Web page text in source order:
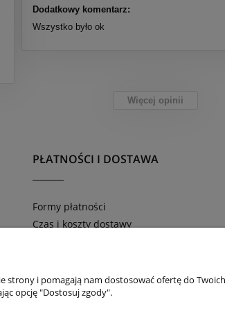
Dodatkowy komentarz:
Wszystko było ok
Więcej opinii
PŁATNOŚCI I DOSTAWA
Formy płatności
Czas i koszty dostawy
strony i pomagają nam dostosować ofertę do
opcję "Dostosuj zgody".